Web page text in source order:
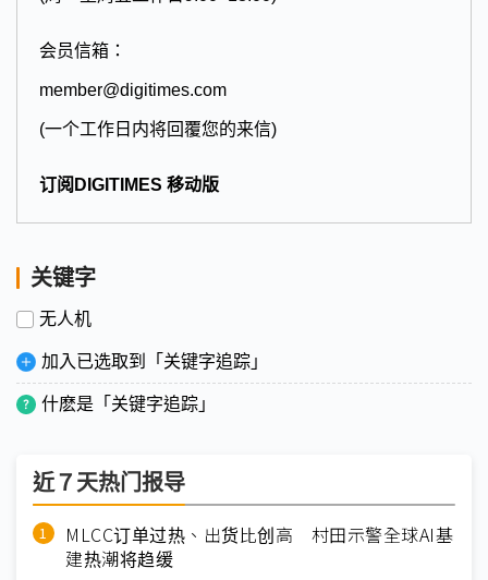
会员信箱：
member@digitimes.com
(一个工作日内将回覆您的来信)
订阅DIGITIMES 移动版
关键字
无人机
加入已选取到「关键字追踪」
什麽是「关键字追踪」
近７天热门报导
MLCC订单过热、出货比创高 村田示警全球AI基
建热潮将趋缓